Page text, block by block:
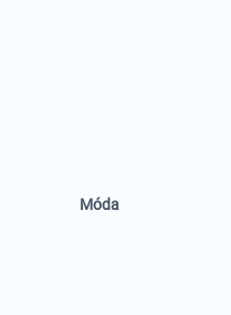
Móda